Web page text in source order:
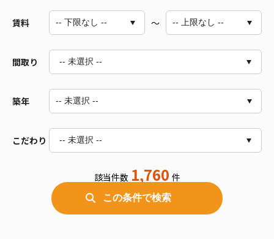
賃料 ～
間取り -- 未選択 --
1R～1LDK
3R～3LDK
4R～4LDK
築年
こだわり -- 未選択 --
バス/トイレ別
室内洗濯機置場
独立洗面台
オートロック
該当件数 1,760 件
この条件で検索